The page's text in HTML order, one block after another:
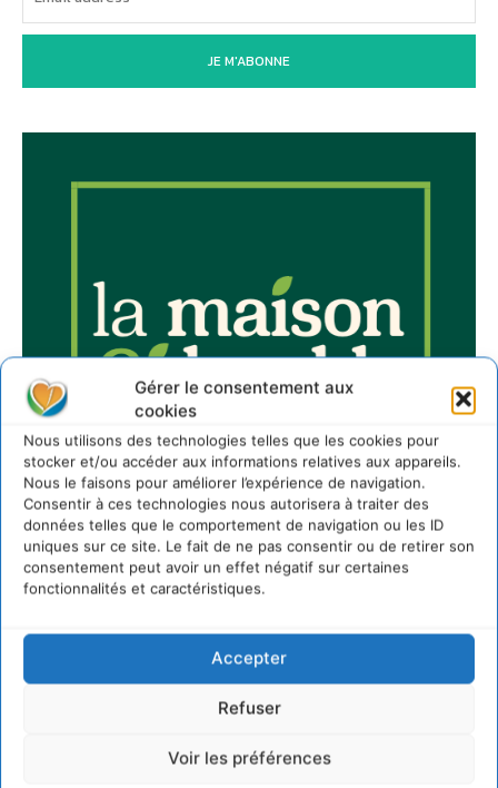
Gérer le consentement aux
cookies
Nous utilisons des technologies telles que les cookies pour
stocker et/ou accéder aux informations relatives aux appareils.
Nous le faisons pour améliorer l’expérience de navigation.
Consentir à ces technologies nous autorisera à traiter des
données telles que le comportement de navigation ou les ID
uniques sur ce site. Le fait de ne pas consentir ou de retirer son
consentement peut avoir un effet négatif sur certaines
fonctionnalités et caractéristiques.
Accepter
Refuser
Voir les préférences
JE M'ABONNE
Sur Cdurable
hydrique et déréglé tout le territoire (2020-2026)